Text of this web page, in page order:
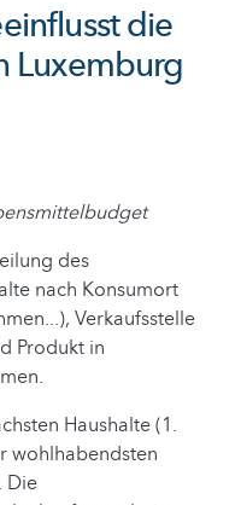
die
Luxemburg
des
nach Konsumort
Verkaufsstelle
Produkt in
Haushalte (1.
wohlhabendsten
Die